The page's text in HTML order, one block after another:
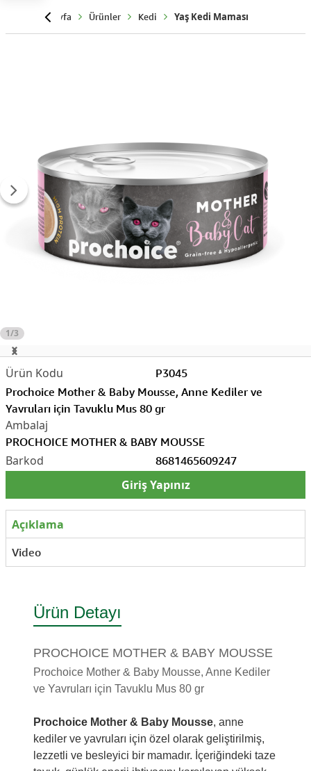
Anasayfa Ürünler Kedi Yaş Kedi Maması
1/3
P3045
PROCHOICE MOTHER & BABY MOUSSE
Prochoice Mother & Baby Mousse, Anne Kediler ve
Yavruları için Tavuklu Mus 80 gr
8681465609247
Giriş Yapınız
Açıklama
Video
Ürün Detayı
PROCHOICE MOTHER & BABY MOUSSE
Prochoice Mother & Baby Mousse, Anne Kediler
ve Yavruları için Tavuklu Mus 80 gr
Prochoice Mother & Baby Mousse, anne
kediler ve yavruları için özel olarak geliştirilmiş,
lezzetli ve besleyici bir mamadır. İçeriğindeki taze